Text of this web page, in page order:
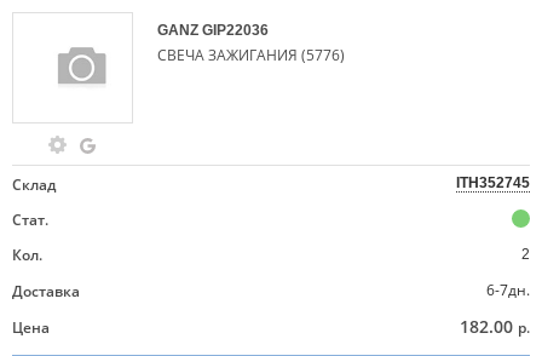
GANZ GIP22036
СВЕЧА ЗАЖИГАНИЯ (5776)
Склад ITH352745
Стат.
Кол.
2
Доставка
6-7дн.
Цена
182.00 р.